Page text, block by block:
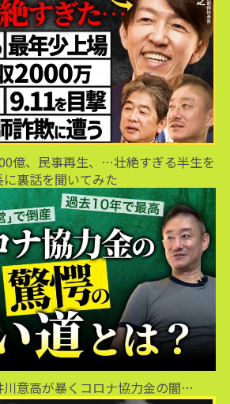
億、民事再生、…壮絶すぎる半生を
裏話を聞いてみた
川意高が暴くコロナ協力金の闇…